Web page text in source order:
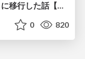
画像サーバーを紆余曲折あってS3 に移行した話【DeNA TechCon 2023】
0 820